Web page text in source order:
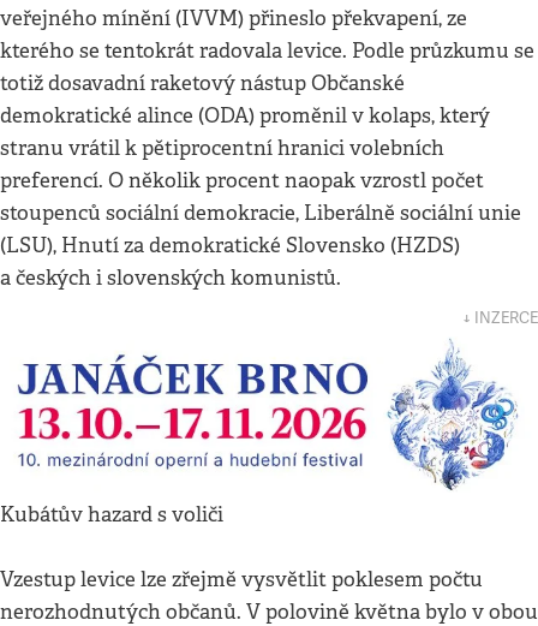
veřejného mínění (IVVM) přineslo překvapení, ze
kterého se tentokrát radovala levice. Podle průzkumu se
totiž dosavadní raketový nástup Občanské
demokratické alince (ODA) proměnil v kolaps, který
stranu vrátil k pětiprocentní hranici volebních
preferencí. O několik procent naopak vzrostl počet
stoupenců sociální demokracie, Liberálně sociální unie
(LSU), Hnutí za demokratické Slovensko (HZDS)
a českých i slovenských komunistů.
↓ INZERCE
Kubátův hazard s voliči
Vzestup levice lze zřejmě vysvětlit poklesem počtu
nerozhodnutých občanů. V polovině května bylo v obou